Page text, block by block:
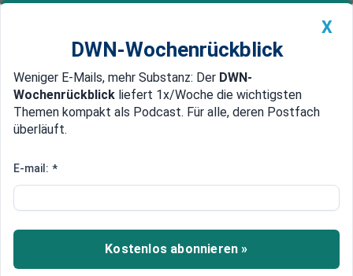
Newsticker MEIN DWN: Geldanlage Premium
Edelmetalle DWN-Magazin China
Was der Krieg für Verbraucher
Tanken und Heizen verteuern sich, Aktien geben
nach, und der Ölpreis könnte die Konjunktur
bremsen. Doch es gibt auch hoffnungsvolle
X
DWN-Wochenrückblick
Weniger E-Mails, mehr Substanz: Der DWN-
Wochenrückblick liefert 1x/Woche die wichtigsten
Themen kompakt als Podcast. Für alle, deren Postfach
überläuft.
E-mail: *
Kostenlos abonnieren »